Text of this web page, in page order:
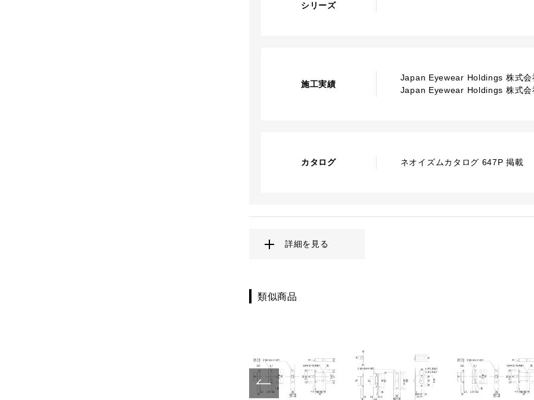
シリーズ
施工実績
Japan Eyewear Holdings 株式会
Japan Eyewear Holdings 株式会
カタログ ネオイズムカタログ 647P 掲載
詳細を見る
類似商品